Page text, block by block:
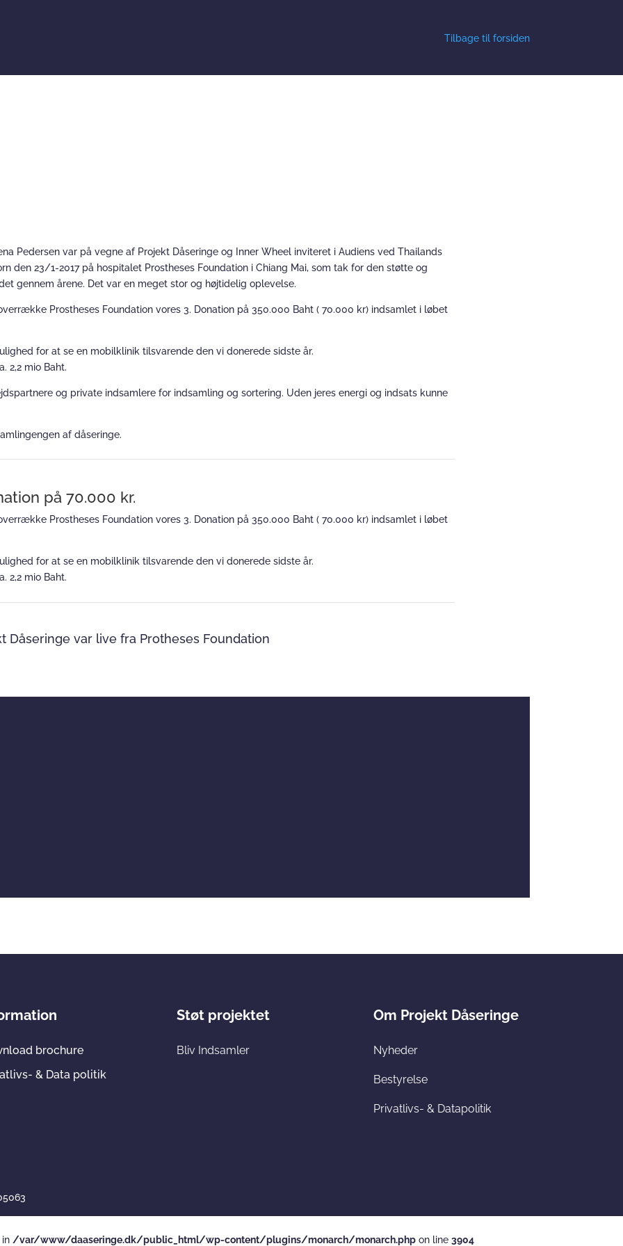
Tilbage til forsiden
Pedersen var på vegne af Projekt Dåseringe og Inner Wheel inviteret i Audiens ved Thailands
den 23/1-2017 på hospitalet Prostheses Foundation i Chiang Mai, som tak for den støtte og
gennem årene. Det var en meget stor og højtidelig oplevelse.
Prostheses Foundation vores 3. Donation på 350.000 Baht ( 70.000 kr) indsamlet i løbet
for at se en mobilklinik tilsvarende den vi donerede sidste år.
2,2 mio Baht.
og private indsamlere for indsamling og sortering. Uden jeres energi og indsats kunne
af dåseringe.
på 70.000 kr.
Prostheses Foundation vores 3. Donation på 350.000 Baht ( 70.000 kr) indsamlet i løbet
for at se en mobilklinik tilsvarende den vi donerede sidste år.
2,2 mio Baht.
Dåseringe var live fra Protheses Foundation
brochure
& Data politik
Støt projektet
Bliv Indsamler
Om Projekt Dåseringe
Nyheder
Bestyrelse
Privatlivs- & Datapolitik
in /var/www/daaseringe.dk/public_html/wp-content/plugins/monarch/monarch.php on line 3904